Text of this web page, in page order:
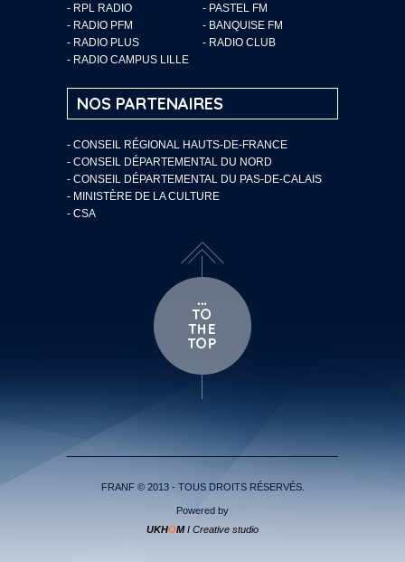
- RPL RADIO
- PASTEL FM
- RADIO PFM
- BANQUISE FM
- RADIO PLUS
- RADIO CLUB
- RADIO CAMPUS LILLE
NOS PARTENAIRES
- CONSEIL RÉGIONAL HAUTS-DE-FRANCE
- CONSEIL DÉPARTEMENTAL DU NORD
- CONSEIL DÉPARTEMENTAL DU PAS-DE-CALAIS
- MINISTÈRE DE LA CULTURE
- CSA
FRANF © 2013 - TOUS DROITS RÉSERVÉS.
Powered by
UKHÖMI Creative studio